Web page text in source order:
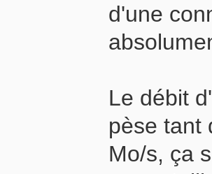
d'une
Le débit
pèse tant
Mo/s, ça